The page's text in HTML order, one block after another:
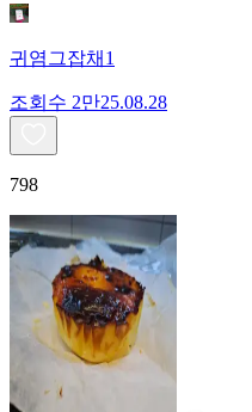
귀염그잡채1
조회수 2만25.08.28
798